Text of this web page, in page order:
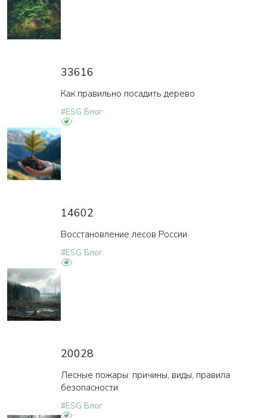
33616
Как правильно посадить дерево
#ESG Блог
14602
Восстановление лесов России
#ESG Блог
20028
Лесные пожары: причины, виды, правила
безопасности
#ESG Блог